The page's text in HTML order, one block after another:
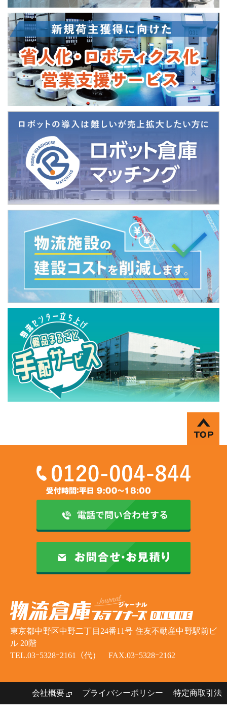
東京都中野区中野二丁目24番11号 住友不動産中野駅前ビ
ル 20階
TEL.03ｰ5328ｰ2161（代） FAX.03ｰ5328ｰ2162
会社概要 プライバシーポリシー 特定商取引法